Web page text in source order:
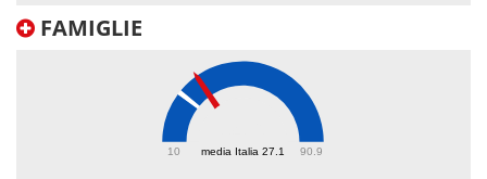
FAMIGLIE
media Italia 27.1
10 90.9